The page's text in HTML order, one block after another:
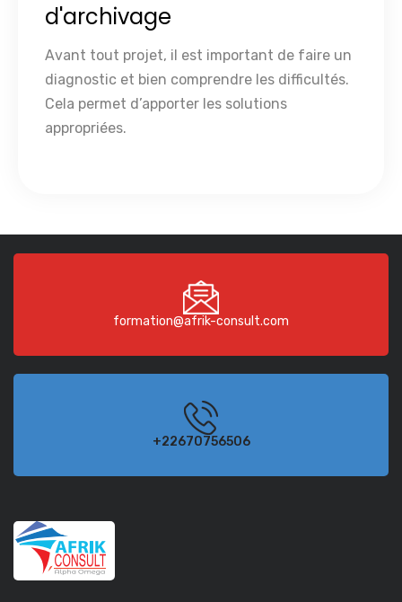
d'archivage
Avant tout projet, il est important de faire un
diagnostic et bien comprendre les difficultés.
Cela permet d’apporter les solutions
appropriées.
formation@afrik-consult.com
+22670756506